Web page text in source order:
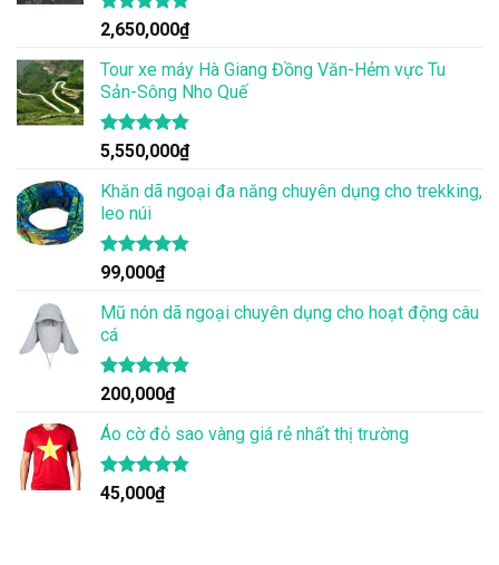
Được xếp
hạng 4.86
5 sao
2,650,000₫
Tour xe máy Hà Giang Đồng Văn-Hẻm vực Tu
Sản-Sông Nho Quế
Được xếp
hạng 4.83
5 sao
5,550,000₫
Khăn dã ngoại đa năng chuyên dụng cho trekking,
leo núi
Được xếp
hạng
4.83
5 sao
99,000₫
Mũ nón dã ngoại chuyên dụng cho hoạt động câu
cá
Được xếp
hạng
4.83
5 sao
200,000₫
Áo cờ đỏ sao vàng giá rẻ nhất thị trường
Được xếp
hạng
4.80
45,000₫